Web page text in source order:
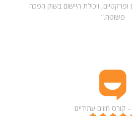
ופרקטיים, ויכולת היישום בשוק הפכה
פשוטה.”
קורס חוזים עתידיים